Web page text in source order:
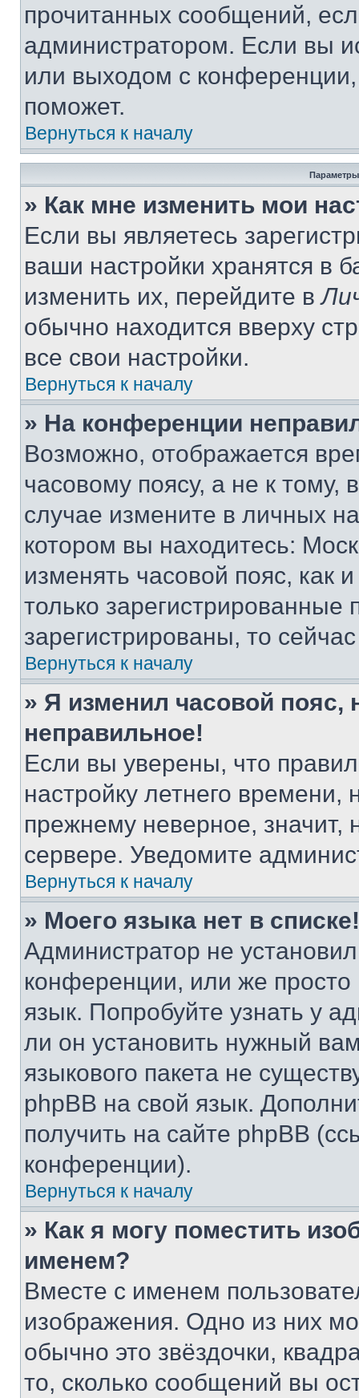
прочитанных сообщений,
администратором. Если вы
или выходом с
поможет.
Вернуться к началу
Параметры
» Как мне изменить мои
Если вы являетесь
ваши настройки хранятся в
изменить их, перейдите в
обычно находится вверху
все свои настройки.
Вернуться к началу
» На конференции
Возможно, отображается
часовому поясу, а не к тому,
случае измените в личных
котором вы находитесь:
изменять часовой пояс, как
только
зарегистрированы, то
Вернуться к началу
» Я изменил часовой пояс,
неправильное!
Если вы уверены, что
настройку летнего
прежнему неверное, значит,
сервере. Уведомите
Вернуться к началу
» Моего языка нет в списке!
Администратор не
конференции, или же
язык. Попробуйте узнать у
ли он установить нужный
языкового пакета не
phpBB на свой язык.
получить на сайте phpBB
конференции).
Вернуться к началу
» Как я могу поместить
именем?
Вместе с именем
изображения. Одно из них
обычно это звёздочки,
то, сколько сообщений вы